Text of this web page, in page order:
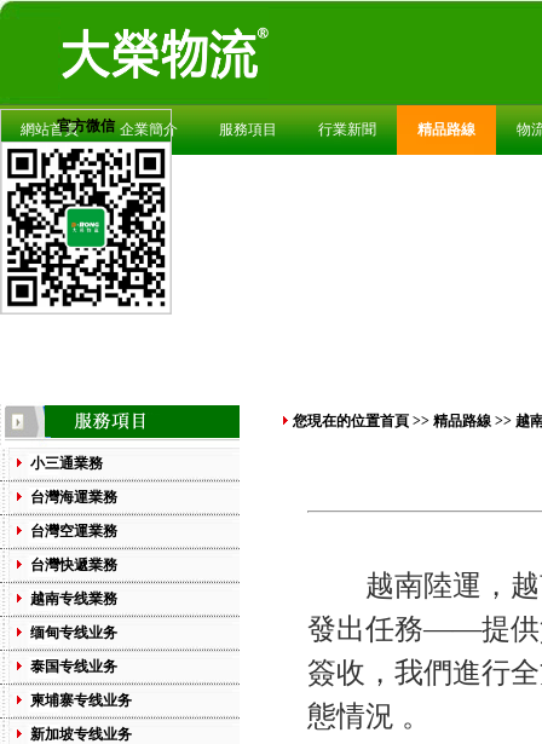
網站首頁 企業簡介 服務項目 行業新聞 精品路線 物
小三通業務
台灣海運業務
台灣空運業務
台灣快遞業務
越南专线業務
缅甸专线业务
泰国专线业务
柬埔寨专线业务
新加坡专线业务
您現在的位置首頁 >> 精品路線 >> 越
越南陸運，越
發出任務——提
簽收，我們進行
態情況 。
官方微信